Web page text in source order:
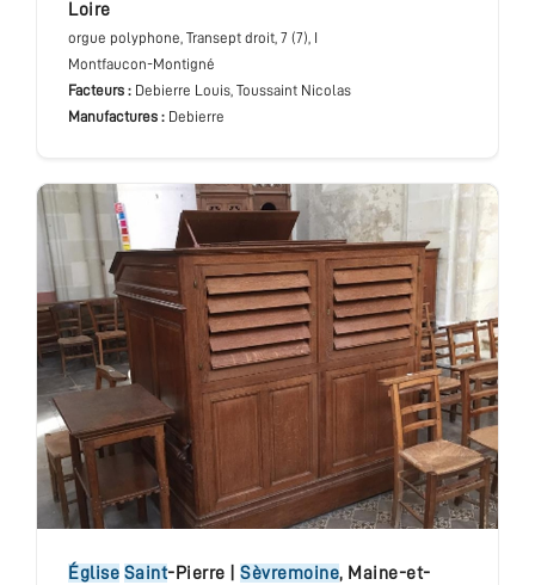
Loire
orgue polyphone , Transept droit , 7 (7), I
Montfaucon-Montigné
Facteurs : Debierre Louis, Toussaint Nicolas
Manufactures : Debierre
église Saint-Pierre Sèvremoine, Maine-et-